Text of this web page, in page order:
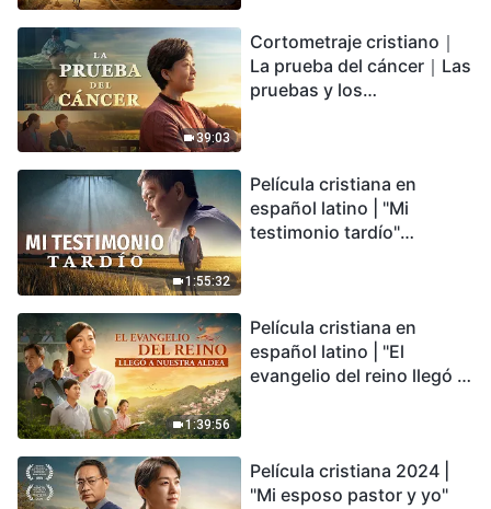
encontrarás refugio?
39:03
Cortometraje cristiano｜
La prueba del cáncer｜Las
pruebas y los
1:55:32
Película cristiana en
español latino | "Mi
testimonio tardío"
conmovedor
1:39:56
Película cristiana en
español latino | "El
evangelio del reino llegó a
Película cristiana 2024 |
"Mi esposo pastor y yo"